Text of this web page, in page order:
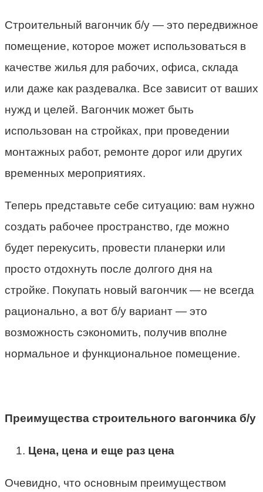
Строительный вагончик б/у — это передвижное
помещение, которое может использоваться в
качестве жилья для рабочих, офиса, склада
или даже как раздевалка. Все зависит от ваших
нужд и целей. Вагончик может быть
использован на стройках, при проведении
монтажных работ, ремонте дорог или других
временных мероприятиях.
Теперь представьте себе ситуацию: вам нужно
создать рабочее пространство, где можно
будет перекусить, провести планерки или
просто отдохнуть после долгого дня на
стройке. Покупать новый вагончик — не всегда
рационально, а вот б/у вариант — это
возможность сэкономить, получив вполне
нормальное и функциональное помещение.
Преимущества строительного вагончика б/у
Цена, цена и еще раз цена
Очевидно, что основным преимуществом